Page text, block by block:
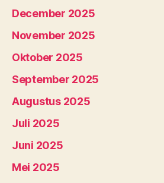
December 2025
November 2025
Oktober 2025
September 2025
Augustus 2025
Juli 2025
Juni 2025
Mei 2025